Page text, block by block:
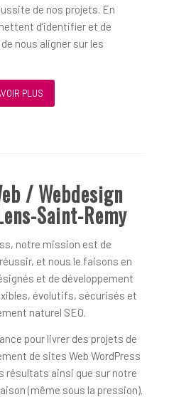
de nos projets. En
d’identifier et de
nous aligner sur les
PLUS
/ Webdesign
Saint-Remy
notre mission est de
et nous le faisons en
et de développement
évolutifs, sécurisés et
naturel SEO.
pour livrer des projets de
de sites Web WordPress
résultats ainsi que sur notre
(même sous la pression).